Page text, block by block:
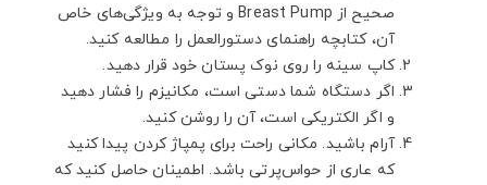
صحیح از Breast Pump و توجه به ویژگی‌های خاص
آن، کتابچه راهنمای دستورالعمل را مطالعه کنید.
کاپ سینه را روی نوک پستان خود قرار دهید.
اگر دستگاه شما دستی است، مکانیزم را فشار دهید
و اگر الکتریکی است، آن را روشن کنید.
آرام باشید. مکانی راحت برای پمپاژ کردن پیدا کنید
که عاری از حواس‌پرتی باشد. اطمینان حاصل کنید که